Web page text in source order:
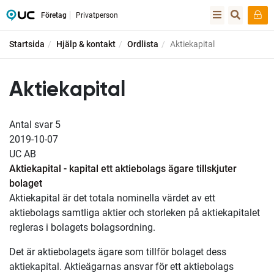
Företag Privatperson
Startsida Hjälp & kontakt Ordlista Aktiekapital
Aktiekapital
Antal svar 5
2019-10-07
UC AB
Aktiekapital - kapital ett aktiebolags ägare tillskjuter
bolaget
Aktiekapital är det totala nominella värdet av ett
aktiebolags samtliga aktier och storleken på aktiekapitalet
regleras i bolagets bolagsordning.
Det är aktiebolagets ägare som tillför bolaget dess
aktiekapital. Aktieägarnas ansvar för ett aktiebolags